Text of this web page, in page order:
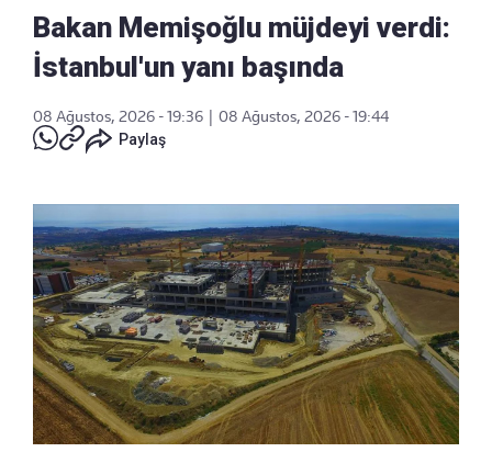
Bakan Memişoğlu müjdeyi verdi:
İstanbul'un yanı başında
08 Ağustos, 2026 - 19:36
08 Ağustos, 2026 - 19:44
Paylaş